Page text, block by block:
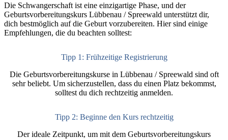
Die Schwangerschaft ist eine einzigartige Phase, und der
Geburtsvorbereitungskurs Lübbenau / Spreewald unterstützt dir,
dich bestmöglich auf die Geburt vorzubereiten. Hier sind einige
Empfehlungen, die du beachten solltest:
Tipp 1: Frühzeitige Registrierung
Die Geburtsvorbereitungskurse in Lübbenau / Spreewald sind oft
sehr beliebt. Um sicherzustellen, dass du einen Platz bekommst,
solltest du dich rechtzeitig anmelden.
Tipp 2: Beginne den Kurs rechtzeitig
Der ideale Zeitpunkt, um mit dem Geburtsvorbereitungskurs